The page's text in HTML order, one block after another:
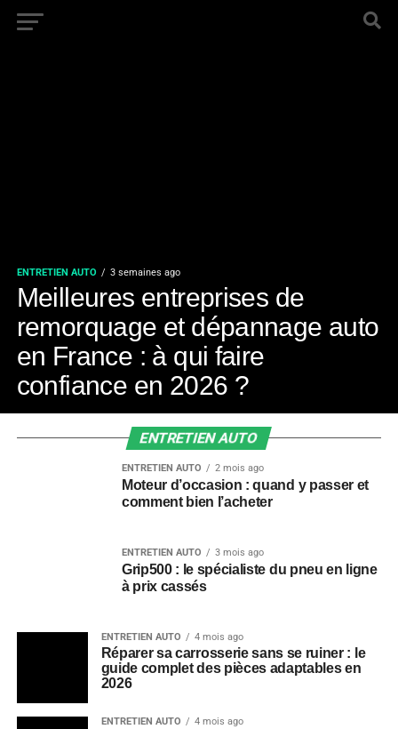
ENTRETIEN AUTO 3 semaines ago
Meilleures entreprises de
remorquage et dépannage auto
en France : à qui faire
confiance en 2026 ?
ENTRETIEN AUTO
ENTRETIEN AUTO 2 mois ago
Moteur d’occasion : quand y passer et
comment bien l’acheter
ENTRETIEN AUTO 3 mois ago
Grip500 : le spécialiste du pneu en ligne
à prix cassés
ENTRETIEN AUTO 4 mois ago
Réparer sa carrosserie sans se ruiner : le
guide complet des pièces adaptables en
2026
ENTRETIEN AUTO 4 mois ago